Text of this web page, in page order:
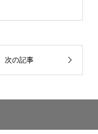
次の記事